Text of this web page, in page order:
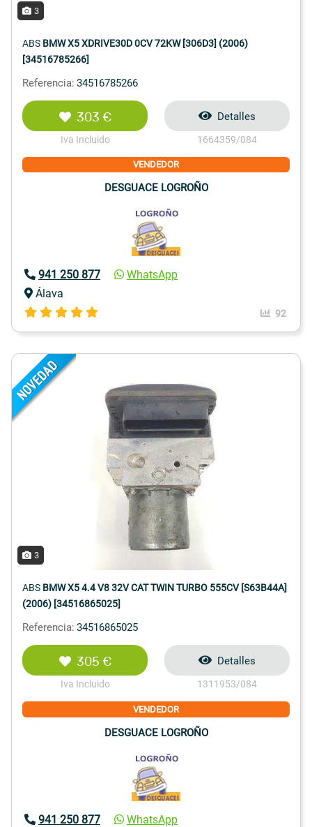
3
ABS BMW X5 XDRIVE30D 0CV 72KW [306D3] (2006)
[34516785266]
Referencia: 34516785266
303 €
Iva Incluido
Detalles
1664359/084
VENDEDOR
DESGUACE LOGROÑO
941 250 877
WhatsApp
Álava
92
3
ABS BMW X5 4.4 V8 32V CAT TWIN TURBO 555CV [S63B44A]
(2006) [34516865025]
Referencia: 34516865025
305 €
Iva Incluido
Detalles
1311953/084
VENDEDOR
DESGUACE LOGROÑO
941 250 877
WhatsApp